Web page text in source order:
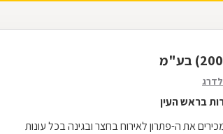
בראש העין
את ה-פתרון לאירוח בחצר ובגינה בכל עונות